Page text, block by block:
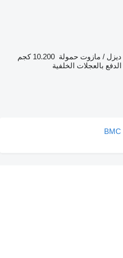
ديزل / مازوت حمولة 10.200 كجم
الدفع بالعجلات الخلفية